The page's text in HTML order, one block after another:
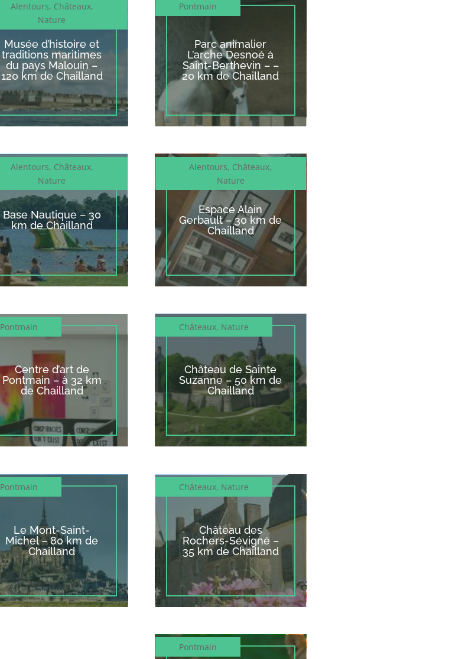
Musée d’histoire et
traditions maritimes
du pays Malouin –
120 km de Chailland
Alentours, Châteaux,
Nature
Base Nautique – 30
km de Chailland
Alentours, Châteaux,
Nature
Centre d’art de
Pontmain – à 32 km
de Chailland
Pontmain
Le Mont-Saint-
Michel – 80 km de
Chailland
Pontmain
Parc animalier
L’arche Desnoé à
Saint-Berthevin – –
20 km de Chailland
Pontmain
Espace Alain
Gerbault – 30 km de
Chailland
Alentours, Châteaux,
Nature
Château de Sainte
Suzanne – 50 km de
Chailland
Châteaux, Nature
Château des
Rochers-Sévigné –
35 km de Chailland
Châteaux, Nature
Pontmain